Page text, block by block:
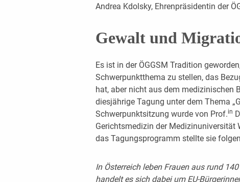
Andrea Kdolsky, Ehrenpräsidentin der
Gewalt und
Es ist in der ÖGGSM Tradition
Schwerpunktthema zu stellen, das
hat, aber nicht aus dem medizinischen
diesjährige Tagung unter dem Thema
Schwerpunktsitzung wurde von Prof.in
Gerichtsmedizin der Medizinuniversität
das Tagungsprogramm stellte sie
In Österreich leben Frauen aus rund
handelt es sich dabei um EU-